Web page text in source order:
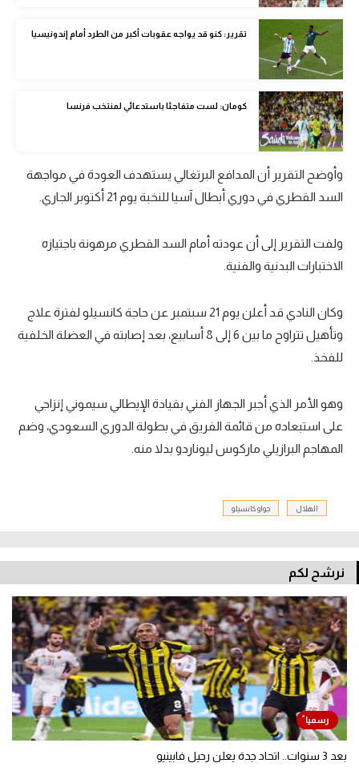
ركن الألعاب
أقسام خاصة
Gamers
ميركاتو
تحقيق في الجول
تقرير في الجول
تحليل في الجول
حكايات في الجول
كويز في الجول
فيديو في الجول
تقرير: كنو قد يواجه عقوبات أكبر من الطرد أمام إندونيسيا
كومان: لست متفاجئا باستدعائي لمنتخب فرنسا
وأوضح التقرير أن المدافع البرتغالي يستهدف العودة في مواجهة
السد القطري في دوري أبطال آسيا للنخبة يوم 21 أكتوبر الجاري.
ولفت التقرير إلى أن عودته أمام السد القطري مرهونة باجتيازه
الاختبارات البدنية والفنية.
وكان النادي قد أعلن يوم 21 سبتمبر عن حاجة كانسيلو لفترة علاج
وتأهيل تتراوح ما بين 6 إلى 8 أسابيع، بعد إصابته في العضلة الخلفية
للفخذ.
وهو الأمر الذي أجبر الجهاز الفني بقيادة الإيطالي سيموني إنزاجي
على استبعاده من قائمة الفريق في بطولة الدوري السعودي، وضم
المهاجم البرازيلي ماركوس ليوناردو بدلا منه.
الهلال جواو كانسيلو
نرشح لكم
بعد 3 سنوات.. اتحاد جدة يعلن رحيل فابينيو